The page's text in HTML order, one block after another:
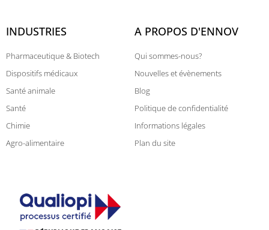
INDUSTRIES
Pharmaceutique & Biotech
Dispositifs médicaux
Santé animale
Santé
Chimie
Agro-alimentaire
A PROPOS D'ENNOV
Qui sommes-nous?
Nouvelles et évènements
Blog
Politique de confidentialité
Informations légales
Plan du site